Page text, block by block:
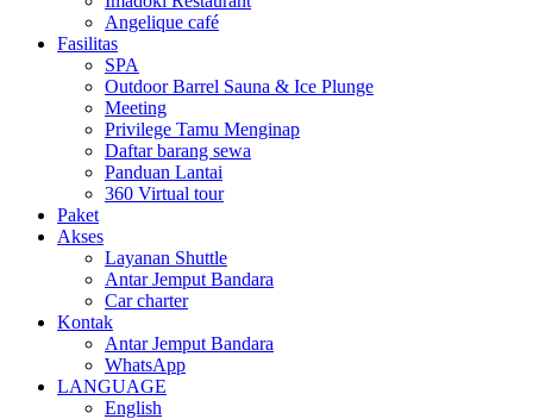
Angelique café
Fasilitas
SPA
Outdoor Barrel Sauna & Ice Plunge
Meeting
Privilege Tamu Menginap
Daftar barang sewa
Panduan Lantai
360 Virtual tour
Paket
Akses
Layanan Shuttle
Antar Jemput Bandara
Car charter
Kontak
Antar Jemput Bandara
WhatsApp
LANGUAGE
English